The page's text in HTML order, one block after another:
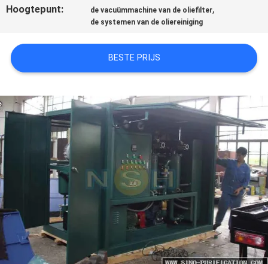
PRIVACY
Hoogtepunt: de vacuümmachine van de oliefilter,
de systemen van de oliereiniging
BESTE PRIJS